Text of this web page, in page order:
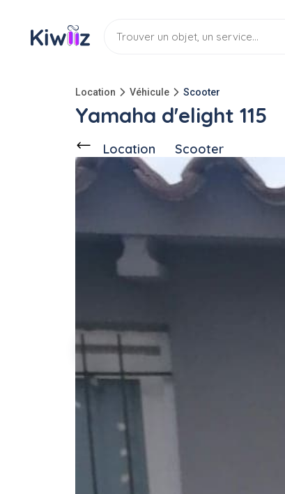
Location Véhicule Scooter
Yamaha d'elight 115
Location Scooter
Ce voisin propose en
Olivier H.
Description de l'annonce
Je loue un Yamaha D'Elight 115